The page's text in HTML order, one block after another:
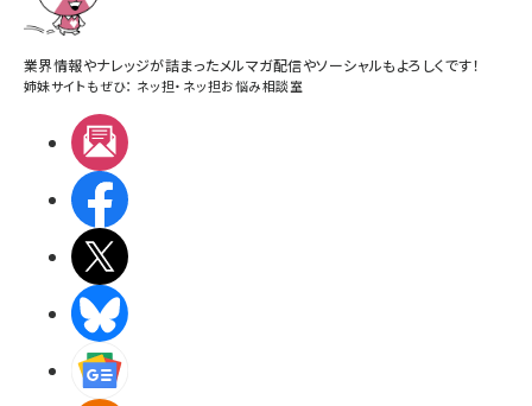
業界情報やナレッジが詰まったメルマガ配信やソーシャルもよろしくです！
姉妹サイトもぜひ： ネッ担・ ネッ担お悩み相談室